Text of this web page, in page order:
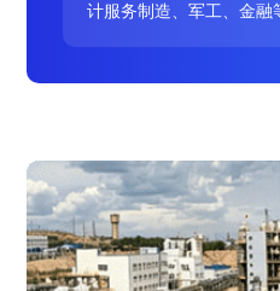
计服务制造、军工、金融